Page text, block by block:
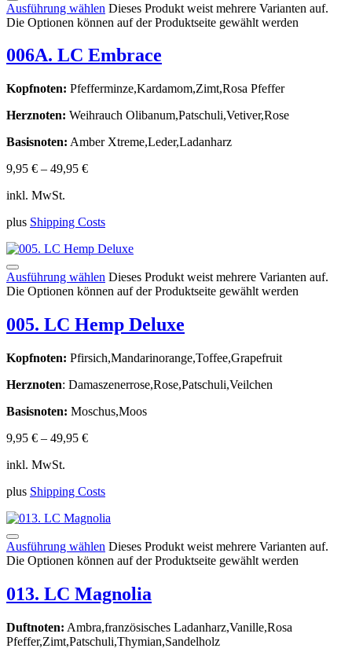
Ausführung wählen Dieses Produkt weist mehrere Varianten auf.
Die Optionen können auf der Produktseite gewählt werden
006A. LC Embrace
Kopfnoten: Pfefferminze,Kardamom,Zimt,Rosa Pfeffer
Herznoten: Weihrauch Olibanum,Patschuli,Vetiver,Rose
Basisnoten: Amber Xtreme,Leder,Ladanharz
9,95 € – 49,95 €
inkl. MwSt.
plus Shipping Costs
Ausführung wählen Dieses Produkt weist mehrere Varianten auf.
Die Optionen können auf der Produktseite gewählt werden
005. LC Hemp Deluxe
Kopfnoten: Pfirsich,Mandarinorange,Toffee,Grapefruit
Herznoten: Damaszenerrose,Rose,Patschuli,Veilchen
Basisnoten: Moschus,Moos
9,95 € – 49,95 €
inkl. MwSt.
plus Shipping Costs
Ausführung wählen Dieses Produkt weist mehrere Varianten auf.
Die Optionen können auf der Produktseite gewählt werden
013. LC Magnolia
Duftnoten: Ambra,französisches Ladanharz,Vanille,Rosa
Pfeffer,Zimt,Patschuli,Thymian,Sandelholz